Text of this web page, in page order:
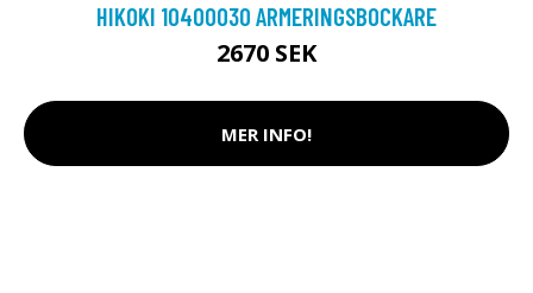
HIKOKI 10400030 ARMERINGSBOCKARE
2670 SEK
MER INFO!